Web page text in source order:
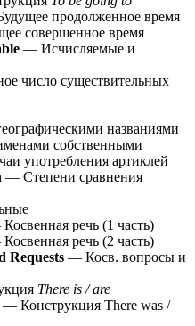
продолженное время
совершенное время
— Исчисляемые и
число существительных
названиями
собственными
употребления артиклей
— Степени сравнения
речь (1 часть)
речь (2 часть)
Requests — Косв. вопросы и
There is / are
— Конструкция There was /